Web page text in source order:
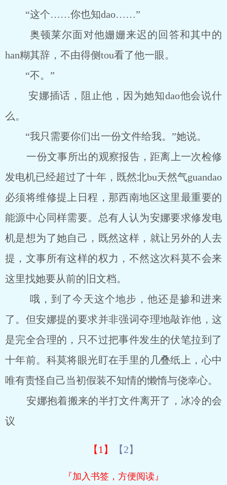
“这个……你也知dao……”
奥顿莱尔面对他姗姗来迟的回答和其中的
han糊其辞，不由得侧tou看了他一眼。
“不。”
安娜插话，阻止他，因为她知dao他会说什
么。
“我只需要你们出一份文件给我。”她说。
一份文事所出的观察报告，距离上一次检修
发电机已经超过了十年，既然北bu天然气guandao
必须将维修提上日程，那西南地区这里最重要的
能源中心同样需要。总有人认为安娜要求修发电
机是想为了她自己，既然这样，就让另外的人去
提，文事所有这样的权力，不然这次科莫不会来
这里找她要从前的旧文档。
哦，到了今天这个地步，他还是掺和进来
了。但安娜提的要求并非强词夺理地敲诈他，这
是完全合理的，只不过把事件发生的伏笔拉到了
十年前。科莫将眼光盯在手里的几叠纸上，心中
唯有责怪自己当初假装不知情的懒惰与侥幸心。
安娜抱着搬来的半打文件离开了，冰冷的会
议
【1】 【2】
『加入书签，方便阅读』